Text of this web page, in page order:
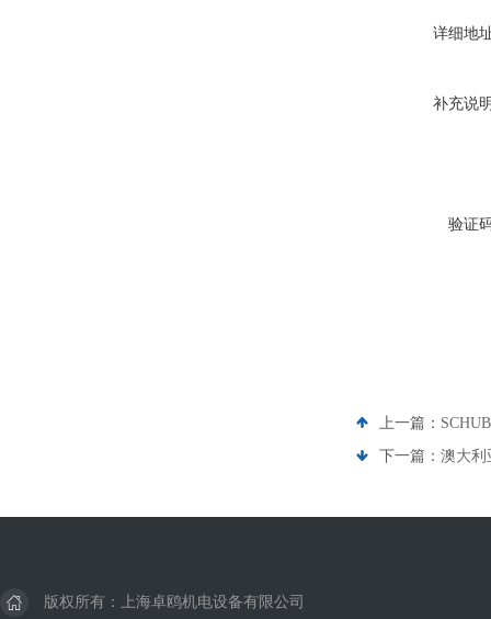
详细地
补充说
验证
上一篇：
下一篇： 澳大利
版权所有：上海卓鸥机电设备有限公司